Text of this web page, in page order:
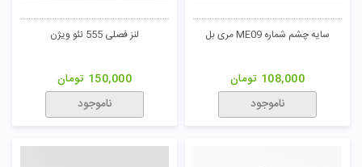
سایه چشم شماره ME09 مری بل
108,000 تومان
ناموجود
لنز فصلی 555 نئو ویژن
150,000 تومان
ناموجود